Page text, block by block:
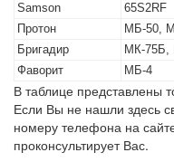
Samson
65S2RF
Протон
МБ-50,
Бригадир
МК-75Б,
Фаворит
МБ-4
В таблице представлены
Если Вы не нашли здесь
номеру телефона на
проконсультирует Вас.